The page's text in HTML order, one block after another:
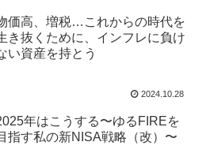
価高、増税…これからの時代を
き抜くために、インフレに負け
い資産を持とう
2024.10.28
年はこうする〜ゆるFIREを
指す私の新NISA戦略（改）〜